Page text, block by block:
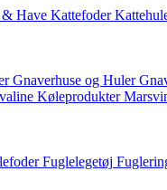
Have Kattefoder
Gnaverhuse og Huler
Køleprodukter
Fuglelegetøj